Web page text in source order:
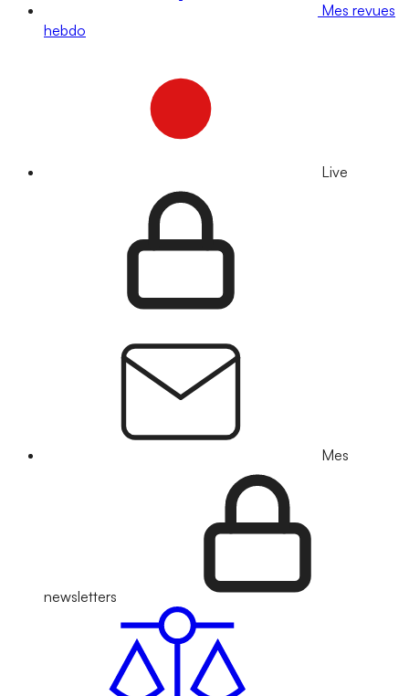
Mes revues
hebdo
Live
Mes
newsletters